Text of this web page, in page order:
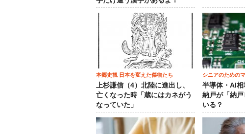
本郷史観 日本を変えた傑物たち
上杉謙信（4）北陸に進出し、
亡くなった時「蔵にはカネがう
なっていた」
シニアのための
半導体・AI相
納戸が「納
いる？